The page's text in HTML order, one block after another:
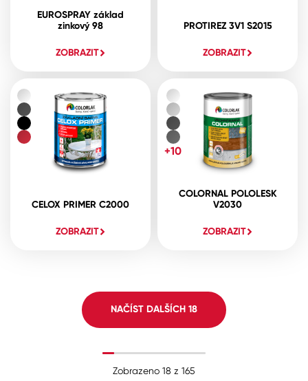
EUROSPRAY základ
zinkový 98
ZOBRAZIT
PROTIREZ 3V1 S2015
ZOBRAZIT
CELOX PRIMER C2000
ZOBRAZIT
COLORNAL POLOLESK
V2030
ZOBRAZIT
+10
NAČÍST DALŠÍCH 18
Zobrazeno 18 z 165